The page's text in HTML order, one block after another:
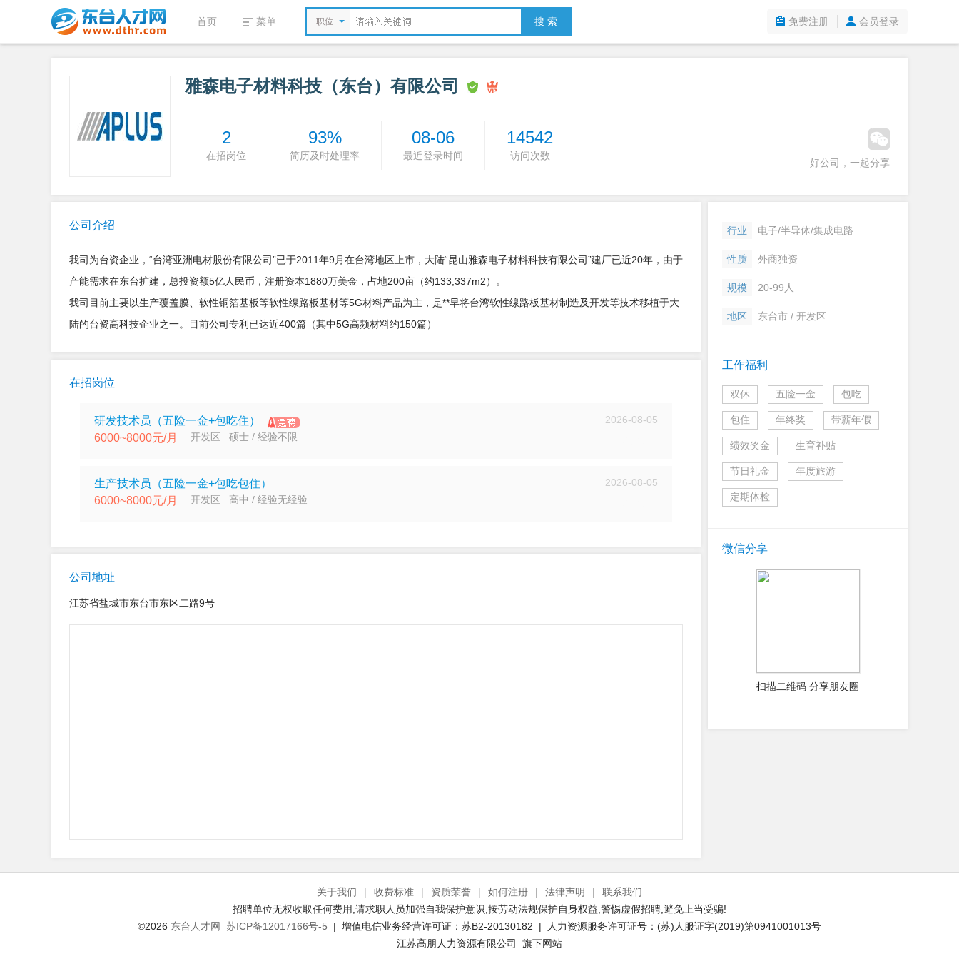
首页 菜单 职位 搜 索 免费注册 会员登录
雅森电子材料科技（东台）有限公司
2
在招岗位
93%
简历及时处理率
08-06
最近登录时间
14542
访问次数
好公司，一起分享
公司介绍
我司为台资企业，“台湾亚洲电材股份有限公司”已于2011年9月在台湾地区上市，大陆“昆山雅森电子材料科技有限公司”建厂已近20年，由于
产能需求在东台扩建，总投资额5亿人民币，注册资本1880万美金，占地200亩（约133,337m2）。
我司目前主要以生产覆盖膜、软性铜箔基板等软性缐路板基材等5G材料产品为主，是**早将台湾软性缐路板基材制造及开发等技术移植于大
陆的台资高科技企业之一。目前公司专利已达近400篇（其中5G高频材料约150篇）
在招岗位
研发技术员（五险一金+包吃住） 2026-08-05
6000~8000元/月 开发区 硕士 / 经验不限
生产技术员（五险一金+包吃包住） 2026-08-05
6000~8000元/月 开发区 高中 / 经验无经验
公司地址
江苏省盐城市东台市东区二路9号
行业 电子/半导体/集成电路
性质 外商独资
规模 20-99人
地区 东台市 / 开发区
工作福利
双休 五险一金 包吃
包住 年终奖 带薪年假
绩效奖金 生育补贴
节日礼金 年度旅游
定期体检
微信分享
扫描二维码 分享朋友圈
关于我们 | 收费标准 | 资质荣誉 | 如何注册 | 法律声明 |
联系我们
招聘单位无权收取任何费用,请求职人员加强自我保护意识,按劳动法规保护自身权益,警惕虚假招聘,避免上当受骗!
©2026 东台人才网 苏ICP备12017166号-5 | 增值电信业务经营许可证：苏B2-20130182 | 人力资源服务许可证号：(苏)人服证字(2019)第0941001013号
江苏高朋人力资源有限公司 旗下网站